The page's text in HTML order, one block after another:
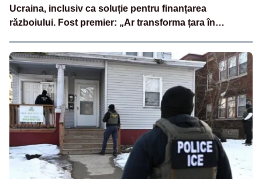
Ucraina, inclusiv ca soluție pentru finanțarea
războiului. Fost premier: „Ar transforma țara în